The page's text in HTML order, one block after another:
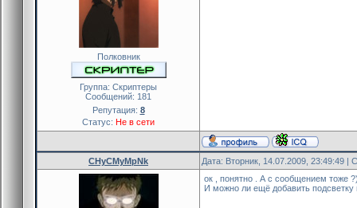
Полковник
Группа: Скриптеры
Сообщений: 181
Репутация: 8
Статус: Не в сети
CHyCMyMpNk Дата: Вторник, 14.07.2009, 23:49:49 |
ок , понятно . А с сообщением тоже
И можно ли ещё добавить